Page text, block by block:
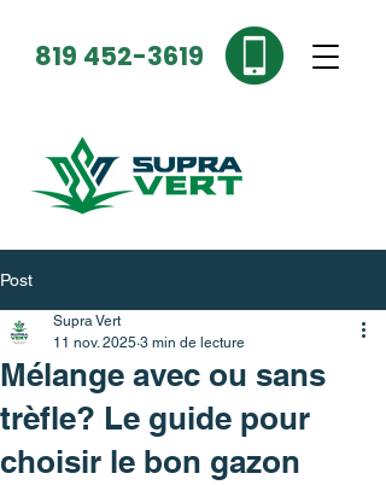
819 452-3619
Post
Mélange avec ou sans
trèfle? Le guide pour
choisir le bon gazon
Supra Vert
11 nov. 2025 3 min de lecture